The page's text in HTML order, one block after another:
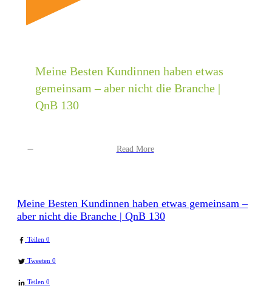
Meine Besten Kundinnen haben etwas
gemeinsam – aber nicht die Branche |
QnB 130
Read More
Meine Besten Kundinnen haben etwas gemeinsam –
aber nicht die Branche | QnB 130
Teilen 0
Tweeten 0
Teilen 0